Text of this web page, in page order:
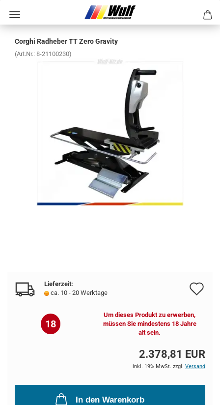
Cor­ghi Rad­he­ber TT Zero Gra­vi­ty
(Art.Nr.: 8-​21100230)
Lieferzeit:
ca. 10 - 20 Werktage
18
Um dieses Produkt zu erwerben,
müssen Sie mindestens 18 Jahre
alt sein.
2.378,81 EUR
inkl. 19% MwSt. zzgl. Versand
In den Warenkorb